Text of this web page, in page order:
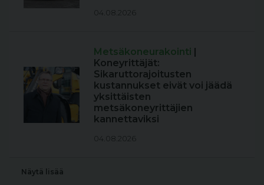
04.08.2026
Metsäkoneurakointi |
Koneyrittäjät:
Sikaruttorajoitusten
kustannukset eivät voi jäädä
yksittäisten
metsäkoneyrittäjien
kannettaviksi
04.08.2026
Näytä lisää